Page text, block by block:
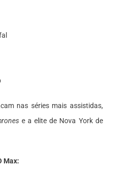
nas séries mais assistidas,
e a elite de Nova York de
Max: